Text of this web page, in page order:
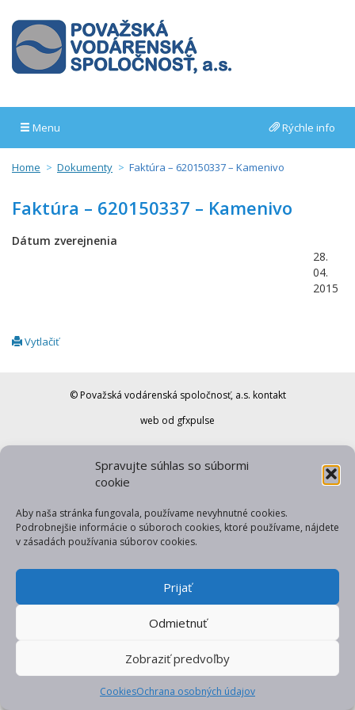
Spravujte súhlas so súbormi
cookie
Aby naša stránka fungovala, používame nevyhnutné cookies.
Podrobnejšie informácie o súboroch cookies, ktoré používame, nájdete
v zásadách používania súborov cookies.
Prijať
Odmietnuť
Zobraziť predvoľby
CookiesOchrana osobných údajov
Menu Rýchle info
Home Dokumenty Faktúra – 620150337 – Kamenivo
Faktúra – 620150337 – Kamenivo
Dátum zverejnenia
28.
04.
2015
Vytlačiť
© Považská vodárenská spoločnosť, a.s. kontakt
web od gfxpulse